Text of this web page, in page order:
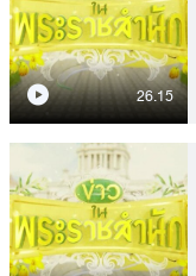
26.15